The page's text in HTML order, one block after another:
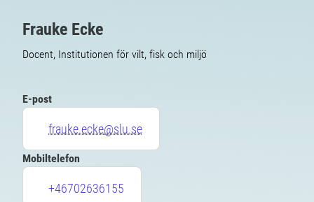
Frauke Ecke
Docent, Institutionen för vilt, fisk och miljö
E-post
frauke.ecke@slu.se
Mobiltelefon
+46702636155